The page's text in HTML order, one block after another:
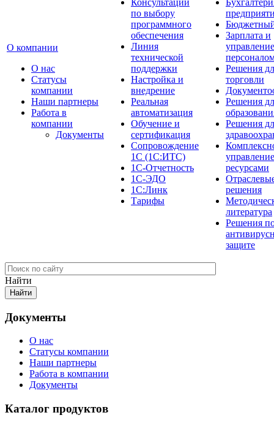
О компании
О нас
Cтатусы
компании
Наши партнеры
Работа в
компании
Документы
по выбору
программного
обеспечения
Линия
технической
поддержки
Настройка и
внедрение
Реальная
автоматизация
Обучение и
сертификация
Сопровождение
1С (1С:ИТС)
1С-Отчетность
1С-ЭДО
1С:Линк
Тарифы
Зарплата и
управление
Решения
торговли
Решения
Решения
управление
ресурсами
решения
литература
Решения
защите
Найти
Документы
О нас
Cтатусы компании
Наши партнеры
Работа в компании
Документы
Каталог продуктов